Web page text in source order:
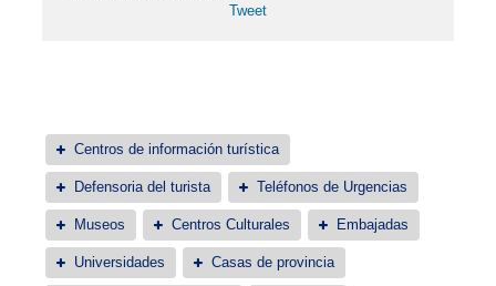
Tweet
Centros de información turística
Defensoria del turista Teléfonos de Urgencias
Museos Centros Culturales Embajadas
Universidades Casas de provincia